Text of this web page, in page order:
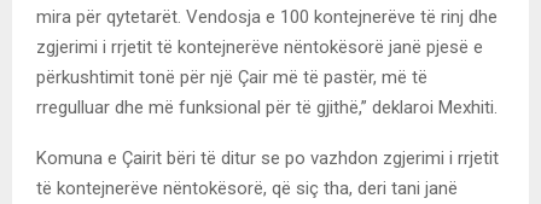
mira për qytetarët. Vendosja e 100 kontejnerëve të rinj dhe
zgjerimi i rrjetit të kontejnerëve nëntokësorë janë pjesë e
përkushtimit tonë për një Çair më të pastër, më të
rregulluar dhe më funksional për të gjithë,” deklaroi Mexhiti.
Komuna e Çairit bëri të ditur se po vazhdon zgjerimi i rrjetit
të kontejnerëve nëntokësorë, që siç tha, deri tani janë